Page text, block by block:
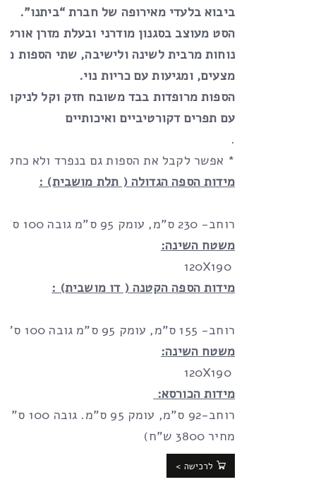
ביבוא בלעדי מאירופה של חברת “ביתנו”.
הסט מעוצב בסגנון מודרני ובעלת מזרן
נוחות מרבית לשינה ולישיבה, שתי הספות
מצעים, ומגיעות עם כריות נוי.
הספות מרופדות בבד משובח חזק וקל לניקוי
עם תפרים דקורטיביים ואיכותיים
.
* אפשר לקבל את הספות גם בנפרד ולא
מידות הספה הגדולה ( תלת מושבית) :
רוחב- 230 ס”מ, עומק 95 ס”מ גובה 100 ס”מ.
משטח השינה:
120X190
מידות הספה הקטנה ( דו מושבית) :
רוחב- 155 ס”מ, עומק 95 ס”מ גובה 100 ס”מ .
משטח השינה:
120X190
מידות הכורסא:
רוחב-92 ס”מ,
מחיר 3800 ש”ח)
לרכישה >